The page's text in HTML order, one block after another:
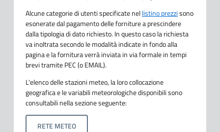
Alcune categorie di utenti specificate nellistino prezzisono
esonerate dal pagamento delle forniture a prescindere
dalla tipologia di dato richiesto. In questo caso la richiesta
va inoltrata secondo le modalità indicate in fondo alla
pagina e la fornitura verrà inviata in via formale in tempi
brevi tramite PEC (o EMAIL).
L'elenco delle stazioni meteo, la loro collocazione
geografica e le variabili meteorologiche disponibili sono
consultabili nella sezione seguente:
RETE METEO